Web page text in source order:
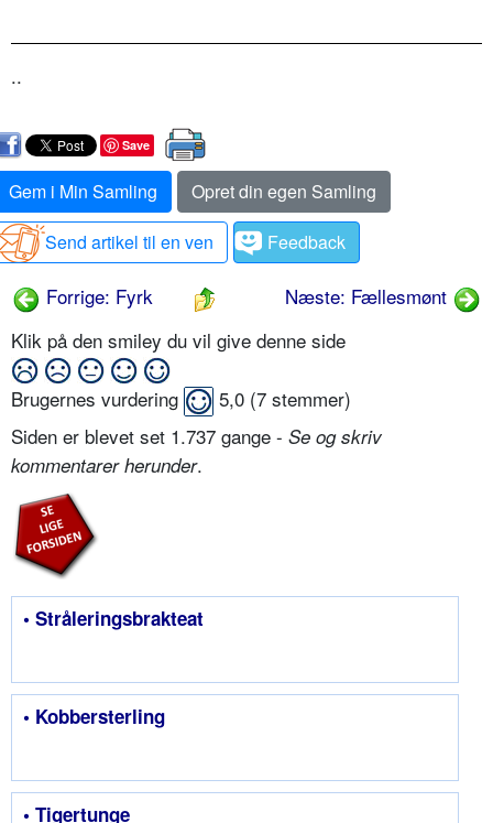
..
Save
Gem i Min Samling
Opret din egen Samling
Send artikel til en ven
Feedback
Forrige: Fyrk
Næste: Fællesmønt
Klik på den smiley du vil give denne side
Brugernes vurdering 5,0 (7 stemmer)
Siden er blevet set 1.737 gange - Se og skriv
kommentarer herunder.
• Stråleringsbrakteat
• Kobbersterling
• Tigertunge